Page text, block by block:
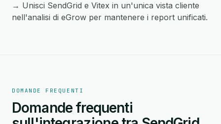
→ Unisci SendGrid e Vitex in un'unica vista cliente
nell'analisi di eGrow per mantenere i report unificati.
DOMANDE FREQUENTI
Domande frequenti